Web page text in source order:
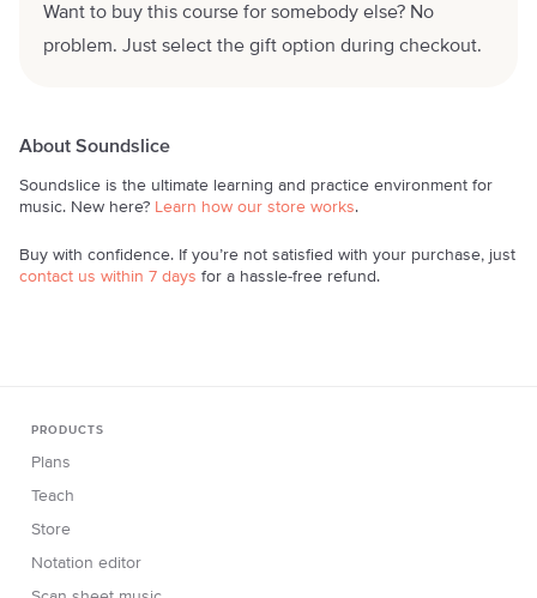
Want to buy this course for somebody else? No
problem. Just select the gift option during checkout.
About Soundslice
Soundslice is the ultimate learning and practice environment for
music. New here? Learn how our store works.
Buy with confidence. If you’re not satisfied with your purchase, just
contact us within 7 days for a hassle-free refund.
PRODUCTS
Plans
Teach
Store
Notation editor